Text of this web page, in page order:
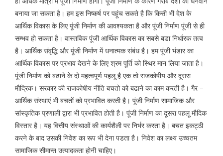
बनाया जा सकता है। हम इस निष्कर्ष पर पहूंच सकते है कि किसी भी देश के
आर्थिक विकास के लिए पूंजी निर्माण की आवश्यकता है और पूंजी निर्माण पूंजी से ही
सम्भव हो सकता है। वास्तविक पूंजी आर्थिक विकास का सबसे बडा निर्धारक तत्व
है। आर्थिक संवृद्धि और पूंजी निर्माण में धनात्मक संबंध है। हम पूंजी भंडार का
आर्थिक विकास पर प्रभाव देखने के लिए श्रम पूर्ति को स्थिर मान लिया जाता है।
पूंजी निर्माण को बढाने के दो महत्वपूर्ण पहलू है एक तो राजकोषीय और दूसरा
मौद्रिक। सरकार की राजकोषीय नीति बचतो को बढाने का काम करती है। गैर –
आर्थिक संस्थाएं भी बचतों को प्रभावित करती है। पूंजी निर्माण सामाजिक और
सांस्कृतिक प्रणाली द्वारा भी प्रभावित होती है। पूंजी निर्माण का दूसरा पहलू मौदिक
विस्तार है। यह वित्तीय संस्थाओं की कार्यशैली पर निर्भर करता है। बचत इकट्ठी
करने के बाद उसकी निवेेश का रूप भी देना पडता है। निवेश का लक्ष्य उच्चतम
सामाजिक सीमान्त उत्पादकता होनी चाहिए।